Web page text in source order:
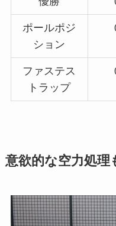
ポールポジ
ション
ファステス
トラップ
意欲的な空力処理